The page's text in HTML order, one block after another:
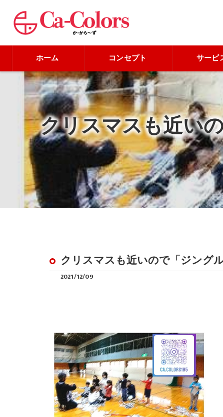
ホーム コンセプト サービ
クリスマスも近い
クリスマスも近いので「ジング
2021/12/09